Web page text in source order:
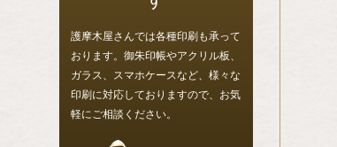
護摩木屋さんでは各種印刷も承って
おります。御朱印帳やアクリル板、
ガラス、スマホケースなど、様々な
印刷に対応しておりますので、お気
軽にご相談ください。